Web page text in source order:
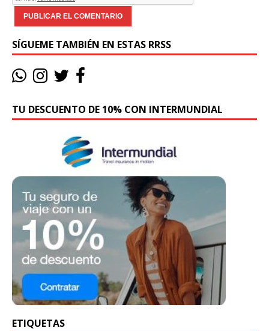
SÍGUEME TAMBIÉN EN ESTAS RRSS
TU DESCUENTO DE 10% CON INTERMUNDIAL
ETIQUETAS